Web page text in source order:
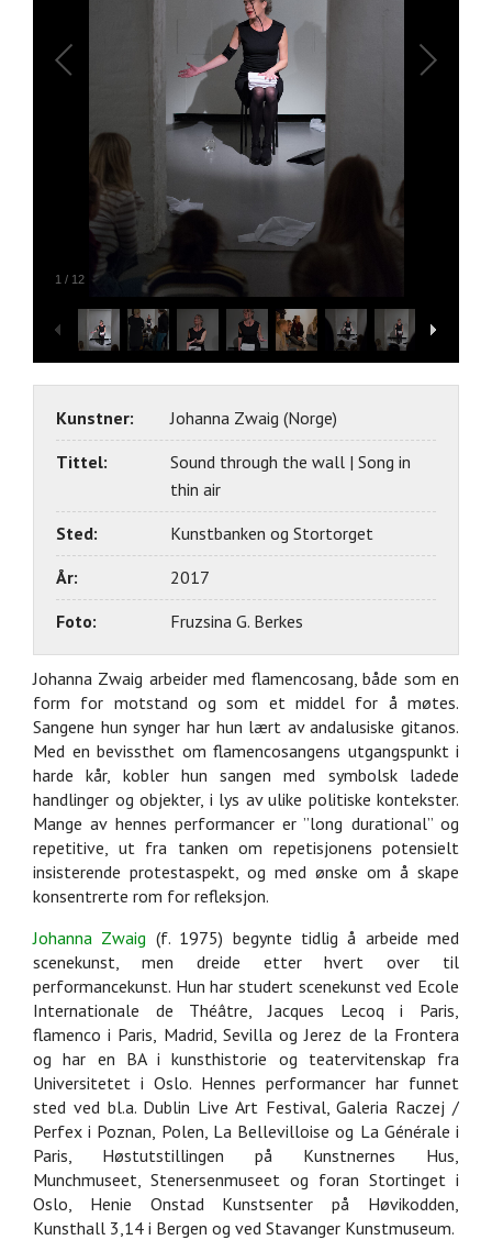
1 / 12
Kunstner:
Johanna Zwaig (Norge)
Tittel:
Sound through the wall | Song in
thin air
Sted:
Kunstbanken og Stortorget
År:
2017
Foto:
Fruzsina G. Berkes
Johanna Zwaig arbeider med flamencosang, både som en
form for motstand og som et middel for å møtes.
Sangene hun synger har hun lært av andalusiske gitanos.
Med en bevissthet om flamencosangens utgangspunkt i
harde kår, kobler hun sangen med symbolsk ladede
handlinger og objekter, i lys av ulike politiske kontekster.
Mange av hennes performancer er ”long durational” og
repetitive, ut fra tanken om repetisjonens potensielt
insisterende protestaspekt, og med ønske om å skape
konsentrerte rom for refleksjon.
Johanna Zwaig (f. 1975) begynte tidlig å arbeide med
scenekunst, men dreide etter hvert over til
performancekunst. Hun har studert scenekunst ved Ecole
Internationale de Théâtre, Jacques Lecoq i Paris,
flamenco i Paris, Madrid, Sevilla og Jerez de la Frontera
og har en BA i kunsthistorie og teatervitenskap fra
Universitetet i Oslo. Hennes performancer har funnet
sted ved bl.a. Dublin Live Art Festival, Galeria Raczej /
Perfex i Poznan, Polen, La Bellevilloise og La Générale i
Paris, Høstutstillingen på Kunstnernes Hus,
Munchmuseet, Stenersenmuseet og foran Stortinget i
Oslo, Henie Onstad Kunstsenter på Høvikodden,
Kunsthall 3,14 i Bergen og ved Stavanger Kunstmuseum.